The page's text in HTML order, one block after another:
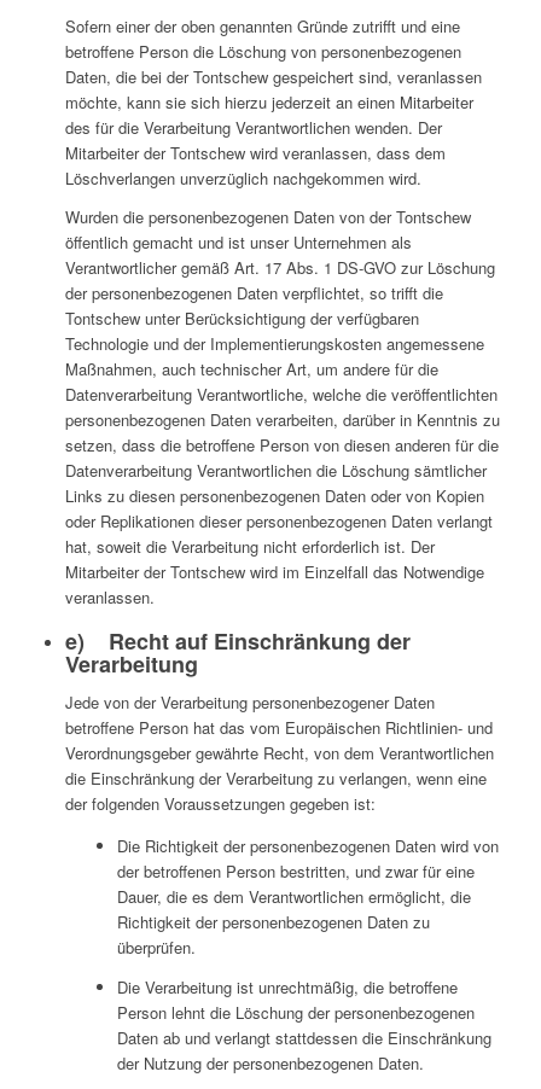
Sofern einer der oben genannten Gründe zutrifft und eine
betroffene Person die Löschung von personenbezogenen
Daten, die bei der Tontschew gespeichert sind, veranlassen
möchte, kann sie sich hierzu jederzeit an einen Mitarbeiter
des für die Verarbeitung Verantwortlichen wenden. Der
Mitarbeiter der Tontschew wird veranlassen, dass dem
Löschverlangen unverzüglich nachgekommen wird.
Wurden die personenbezogenen Daten von der Tontschew
öffentlich gemacht und ist unser Unternehmen als
Verantwortlicher gemäß Art. 17 Abs. 1 DS-GVO zur Löschung
der personenbezogenen Daten verpflichtet, so trifft die
Tontschew unter Berücksichtigung der verfügbaren
Technologie und der Implementierungskosten angemessene
Maßnahmen, auch technischer Art, um andere für die
Datenverarbeitung Verantwortliche, welche die veröffentlichten
personenbezogenen Daten verarbeiten, darüber in Kenntnis zu
setzen, dass die betroffene Person von diesen anderen für die
Datenverarbeitung Verantwortlichen die Löschung sämtlicher
Links zu diesen personenbezogenen Daten oder von Kopien
oder Replikationen dieser personenbezogenen Daten verlangt
hat, soweit die Verarbeitung nicht erforderlich ist. Der
Mitarbeiter der Tontschew wird im Einzelfall das Notwendige
veranlassen.
e) Recht auf Einschränkung der
Verarbeitung
Jede von der Verarbeitung personenbezogener Daten
betroffene Person hat das vom Europäischen Richtlinien- und
Verordnungsgeber gewährte Recht, von dem Verantwortlichen
die Einschränkung der Verarbeitung zu verlangen, wenn eine
der folgenden Voraussetzungen gegeben ist:
Die Richtigkeit der personenbezogenen Daten wird von
der betroffenen Person bestritten, und zwar für eine
Dauer, die es dem Verantwortlichen ermöglicht, die
Richtigkeit der personenbezogenen Daten zu
überprüfen.
Die Verarbeitung ist unrechtmäßig, die betroffene
Person lehnt die Löschung der personenbezogenen
Daten ab und verlangt stattdessen die Einschränkung
der Nutzung der personenbezogenen Daten.